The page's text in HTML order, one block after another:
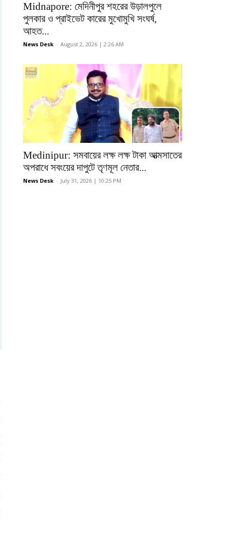
Midnapore: মেদিনীপুর শহরের উড়ালপুলে
পুলকার ও প্রাইভেট কারের মুখোমুখি সংঘর্ষ,
আহত...
News Desk - August 2, 2026 | 2:26 AM
Medinipur: সমবায়ের লক্ষ লক্ষ টাকা আত্মসাতের
অপরাধে সবংয়ের দাপুটে তৃণমূল নেতার...
News Desk - July 31, 2026 | 10:25 PM